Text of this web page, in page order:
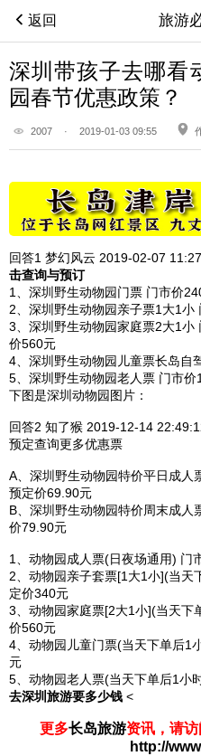
返回 旅游必
深圳带孩子去哪看
园春节优惠政策？
2007 · 2019-01-03 09:55
回答1 梦幻风云 2019-02-07
击查询与预订
1、深圳野生动物园门票 门市价
2、深圳野生动物园亲子票1大1
3、深圳野生动物园家庭票2大1小
价560元
4、深圳野生动物园儿童票长岛自
5、深圳野生动物园老人票 门市
下图是深圳动物园图片：
回答2 知了猴 2019-12-14
预定查询更多优惠票
A、深圳野生动物园特价平日成
预定价69.90元
B、深圳野生动物园特价周末成
价79.90元
1、动物园成人票(日夜场通用) 门
2、动物园亲子套票[1大1小](当天
定价340元
3、动物园家庭票[2大1小](当天下
价560元
4、动物园儿童门票(当天下单后1
元
5、动物园老人票(当天下单后1小
去深圳旅游要多少钱 <
更多长岛旅游资讯，请访
http://